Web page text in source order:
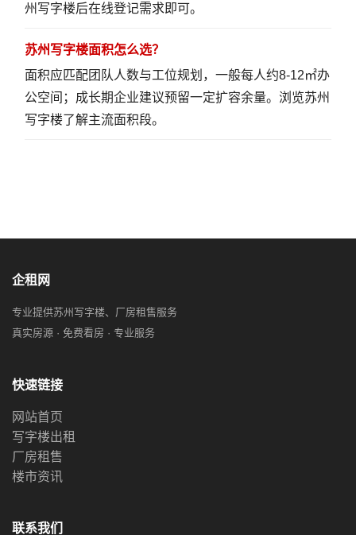
州写字楼后在线登记需求即可。
苏州写字楼面积怎么选？
面积应匹配团队人数与工位规划，一般每人约8-12㎡办
公空间；成长期企业建议预留一定扩容余量。 浏览苏州
写字楼了解主流面积段。
企租网
专业提供苏州写字楼、厂房租售服务
真实房源 · 免费看房 · 专业服务
快速链接
网站首页
写字楼出租
厂房租售
楼市资讯
联系我们